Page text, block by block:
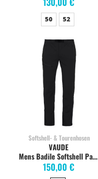
50 52
Softshell- & Tourenhosen
Mens Badile Softshell Pants, black/black
150,00 €
VAUDE